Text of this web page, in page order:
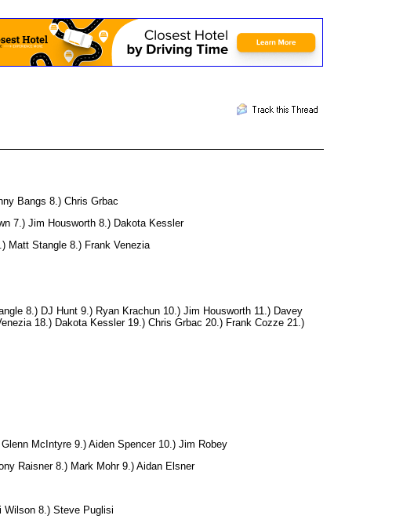
Bangs 8.) Chris Grbac
7.) Jim Housworth 8.) Dakota Kessler
Matt Stangle 8.) Frank Venezia
8.) DJ Hunt 9.) Ryan Krachun 10.) Jim Housworth 11.) Davey
18.) Dakota Kessler 19.) Chris Grbac 20.) Frank Cozze 21.)
McIntyre 9.) Aiden Spencer 10.) Jim Robey
Raisner 8.) Mark Mohr 9.) Aidan Elsner
Wilson 8.) Steve Puglisi